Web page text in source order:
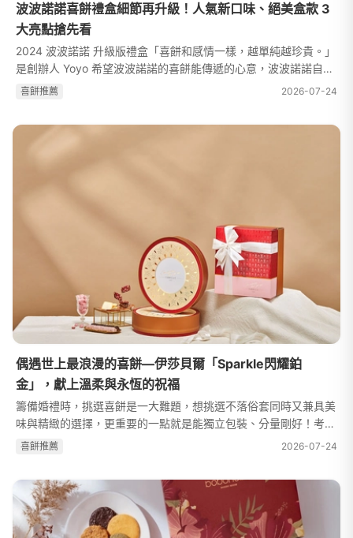
波波諾諾喜餅禮盒細節再升級！人氣新口味、絕美盒款 3
大亮點搶先看
2024 波波諾諾 升級版禮盒「喜餅和感情一樣，越單純越珍貴。」
是創辦人 Yoyo 希望波波諾諾的喜餅能傳遞的心意，波波諾諾自
2011 年成立開始，專注於磅蛋糕、餅乾等甜點製作，不使用化學
喜餅推薦 2026-07-24
偶遇世上最浪漫的喜餅—伊莎貝爾「Sparkle閃耀鉑
金」，獻上溫柔與永恆的祝福
籌備婚禮時，挑選喜餅是一大難題，想挑選不落俗套同時又兼具美
味與精緻的選擇，更重要的一點就是能獨立包裝、分量剛好！考量
到收禮者的角度來說，太大一盒要是裸裝吃不完就會顯得浪費，放
喜餅推薦 2026-07-24